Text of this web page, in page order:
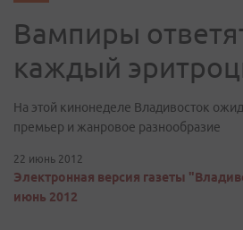
Вампиры
каждый
На этой кинонеделе Владивосток
премьер и жанровое разнообразие
22 июнь 2012
Электронная версия газеты
июнь 2012